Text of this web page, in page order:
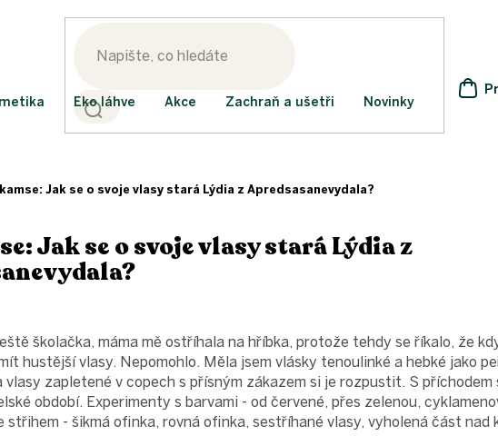
Eko láhve Akce Zachraň a ušetři Novinky
Jak se o svoje vlasy stará Lýdia z Apredsasanevydala?
Jak se o svoje vlasy stará Lýdia z
školačka, máma mě ostříhala na hříbka, protože tehdy se říkalo, že
hustější vlasy. Nepomohlo. Měla jsem vlásky tenoulinké a hebké jako
vlasy zapletené v copech s přísným zákazem si je rozpustit. S příchodem
období. Experimenty s barvami - od červené, přes zelenou,
střihem - šikmá ofinka, rovná ofinka, sestříhané vlasy, vyholená část nad